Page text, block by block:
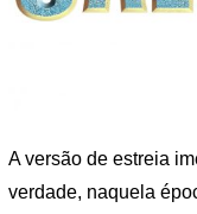
A versão de estreia
verdade, naquela